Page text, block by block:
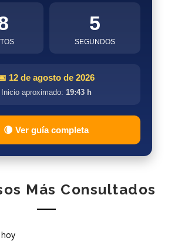
4
SEGUNDOS
12 de agosto de 2026
Inicio aproximado: 19:43 h
🌘 Ver guía completa
Más Consultados